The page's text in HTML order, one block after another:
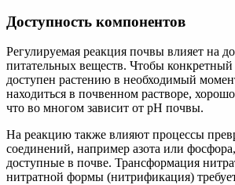
Доступность компонентов
Регулируемая реакция почвы влияет на
питательных веществ. Чтобы
доступен растению в необходимый
находиться в почвенном растворе,
что во многом зависит от рН почвы.
На реакцию также влияют процессы
соединений, например азота или
доступные в почве. Трансформация
нитратной формы (нитрификация)